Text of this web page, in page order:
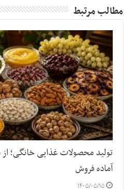
مطالب مرتبط
تولید محصولات غذایی خانگی؛
آماده فروش
۱۴۰۵/۰۵/۱۵